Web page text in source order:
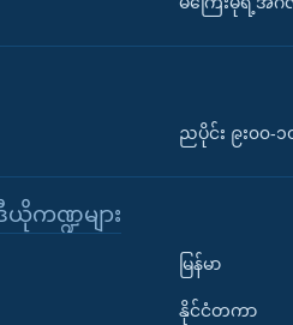
ညပိုင်း ၉း၀၀-၁
ကဏ္ဍများ
မြန်မာ
နိုင်ငံတကာ